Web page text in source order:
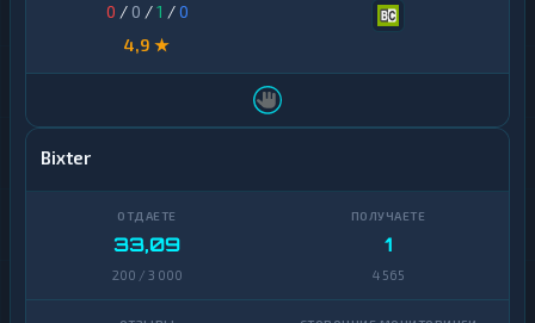
0 / 0 /1 /0
4,9 ★
Bixter
33,09
200 / 3 000
1
4 565